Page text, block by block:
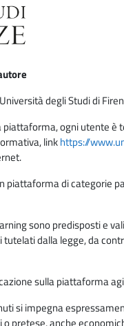
degli Studi di
ogni utente è
linkhttps://
di categorie
sono predisposti e
dalla legge, da
sulla piattaforma
si impegna
pretese, anche